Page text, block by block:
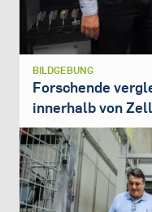
BILDGEBUNG
Forschende
innerhalb von